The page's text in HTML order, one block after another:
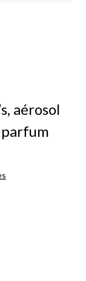
aérosol
parfum